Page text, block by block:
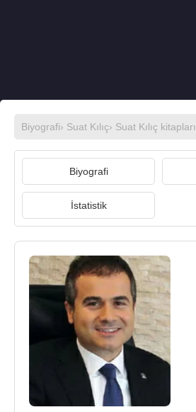
Biyografi› Suat Kılıç› Suat Kılıç kitapları
Biyografi
İstatistik